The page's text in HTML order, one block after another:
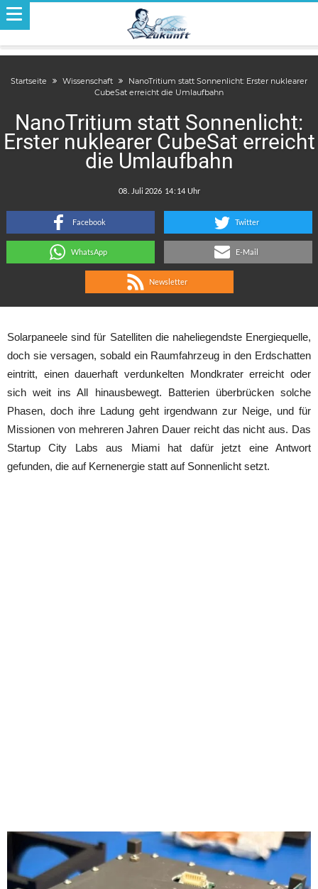
Startseite Wissenschaft
NanoTritium statt Sonnenlicht: Erster nuklearer
CubeSat erreicht die Umlaufbahn
NanoTritium statt Sonnenlicht:
Erster nuklearer CubeSat erreicht
die Umlaufbahn
:
Facebook Twitter
WhatsApp E-Mail
Newsletter
Solarpaneele sind für Satelliten die naheliegendste Energiequelle,
doch sie versagen, sobald ein Raumfahrzeug in den Erdschatten
eintritt, einen dauerhaft verdunkelten Mondkrater erreicht oder
sich weit ins All hinausbewegt. Batterien überbrücken solche
Phasen, doch ihre Ladung geht irgendwann zur Neige, und für
Missionen von mehreren Jahren Dauer reicht das nicht aus. Das
Startup City Labs aus Miami hat dafür jetzt eine Antwort
gefunden, die auf Kernenergie statt auf Sonnenlicht setzt.